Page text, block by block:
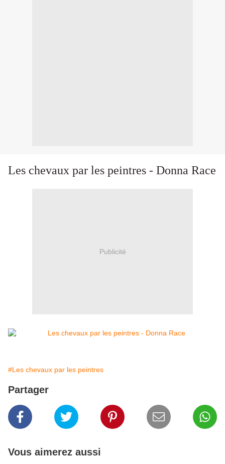
Les chevaux par les peintres - Donna Race
Publicité
#Les chevaux par les peintres
Partager
Vous aimerez aussi